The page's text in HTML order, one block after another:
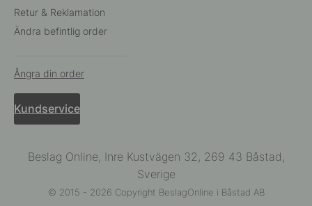
Retur & Reklamation
Ändra befintlig order
Ångra din order
Kundservice
Beslag Online, Inre Kustvägen 32, 269 43 Båstad,
Sverige
© 2015 - 2026 Copyright BeslagOnline i Båstad AB